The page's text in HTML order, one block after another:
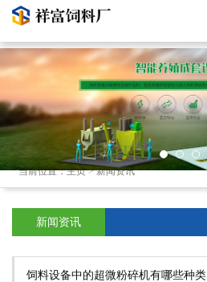
当前位置：主页>新闻资讯
新闻资讯
饲料设备中的超微粉碎机有哪些种类